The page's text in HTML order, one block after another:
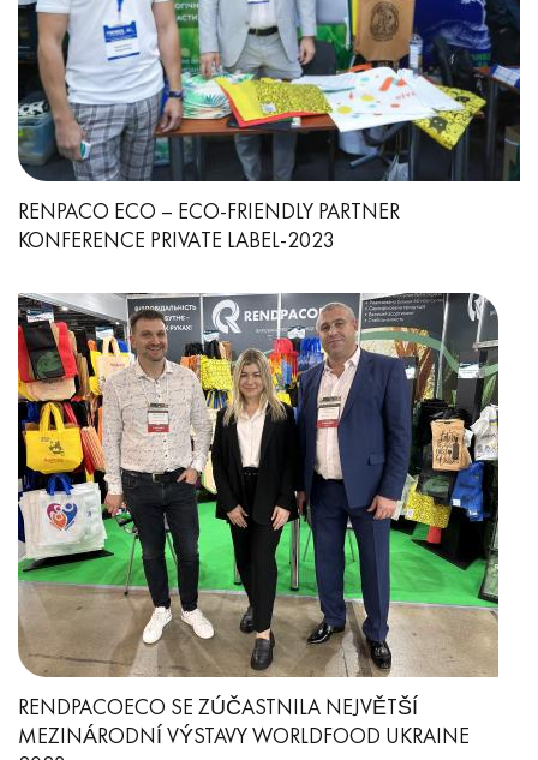
RENPACO ECO – ECO-FRIENDLY PARTNER
KONFERENCE PRIVATE LABEL-2023
RENDPACOECO SE ZÚČASTNILA NEJVĚTŠÍ
MEZINÁRODNÍ VÝSTAVY WORLDFOOD UKRAINE